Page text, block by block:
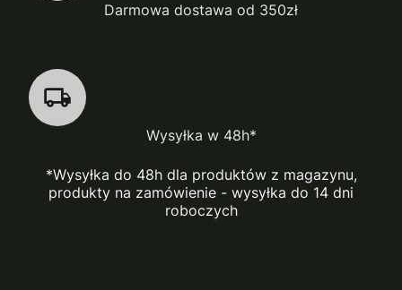
Darmowa dostawa od 350zł
Wysyłka w 48h*
*Wysyłka do 48h dla produktów z magazynu,
produkty na zamówienie - wysyłka do 14 dni
roboczych